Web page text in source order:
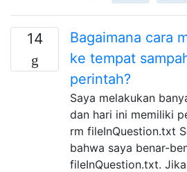
14
Bagaimana cara
ke tempat
perintah?
Saya melakukan
dan hari ini memiliki
rm fileInQuestion.txt
bahwa saya benar-
fileInQuestion.txt.